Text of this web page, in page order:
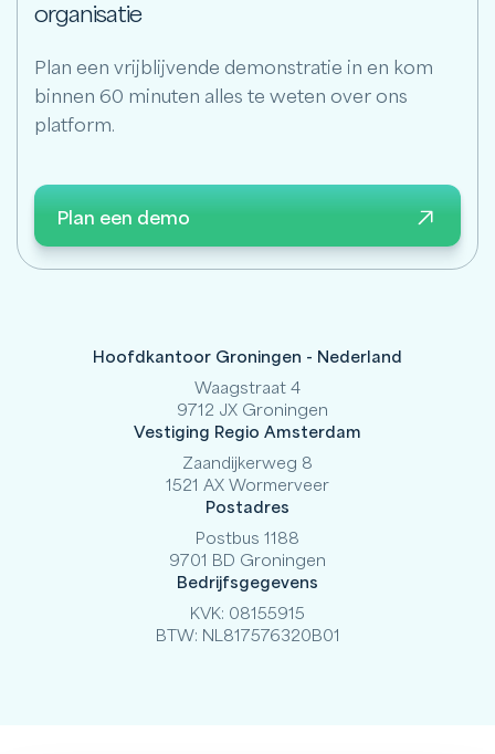
organisatie
Plan een vrijblijvende demonstratie in en kom
binnen 60 minuten alles te weten over ons
platform.
Plan een demo
Hoofdkantoor Groningen - Nederland
Waagstraat 4
9712 JX Groningen
Vestiging Regio Amsterdam
Zaandijkerweg 8
1521 AX Wormerveer
Postadres
Postbus 1188
9701 BD Groningen
Bedrijfsgegevens
KVK: 08155915
BTW: NL817576320B01